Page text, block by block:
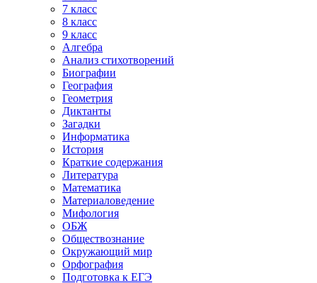
7 класс
8 класс
9 класс
Алгебра
Анализ стихотворений
Биографии
География
Геометрия
Диктанты
Загадки
Информатика
История
Краткие содержания
Литература
Математика
Материаловедение
Мифология
ОБЖ
Обществознание
Окружающий мир
Орфография
Подготовка к ЕГЭ